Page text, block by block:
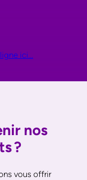
ici…
nos
?
vous offrir